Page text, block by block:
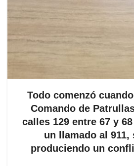
Todo comenzó
Comando de
calles 129 entre 67 y
un llamado al 911,
produciendo un